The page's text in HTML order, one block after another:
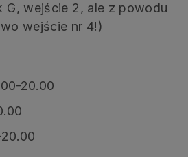
G, wejście 2, ale z powodu
wejście nr 4!)
20.00